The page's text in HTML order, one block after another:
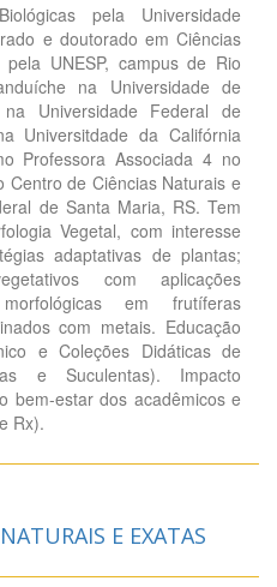
pela Universidade
e doutorado em Ciências
pela UNESP, campus de Rio
na Universidade de
na Universidade Federal de
Universitdade da Califórnia
Professora Associada 4 no
Centro de Ciências Naturais e
de Santa Maria, RS. Tem
Vegetal, com interesse
adaptativas de plantas;
com aplicações
em frutíferas
com metais. Educação
e Coleções Didáticas de
e Suculentas). Impacto
bem-estar dos acadêmicos e
Rx).
E EXATAS